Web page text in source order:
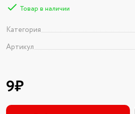
Товар в наличии
Категория
Артикул
9₽